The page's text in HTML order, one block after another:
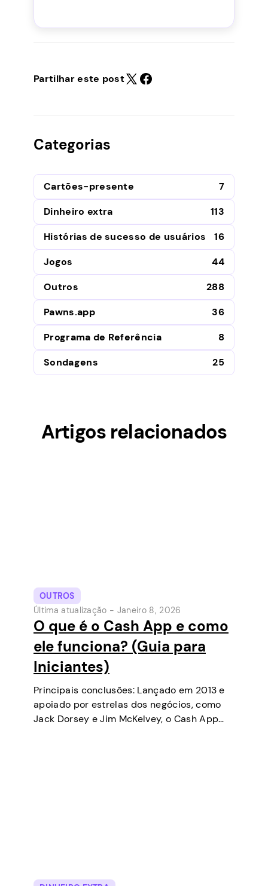
Partilhar este post
Categorias
Cartões-presente
7
Dinheiro extra
113
Histórias de sucesso de usuários
16
Jogos
44
Outros
288
Pawns.app
36
Programa de Referência
8
Sondagens
25
Artigos relacionados
OUTROS
Última atualização - Janeiro 8, 2026
O que é o Cash App e como
ele funciona? (Guia para
Iniciantes)
Principais conclusões: Lançado em 2013 e
apoiado por estrelas dos negócios, como
Jack Dorsey e Jim McKelvey, o Cash App